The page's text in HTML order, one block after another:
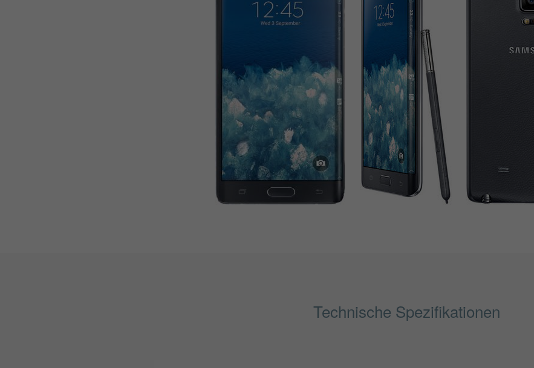
Technische Spezifikationen